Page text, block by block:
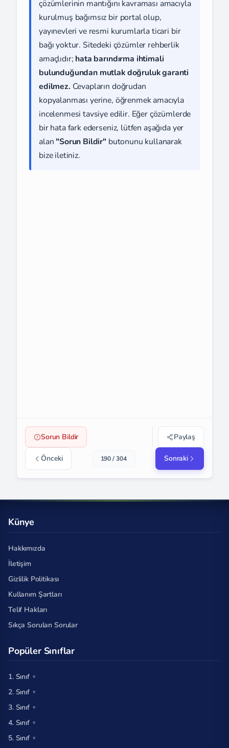
çözümlerinin mantığını kavraması amacıyla
kurulmuş bağımsız bir portal olup,
yayınevleri ve resmi kurumlarla ticari bir
bağı yoktur. Sitedeki çözümler rehberlik
amaçlıdır; hata barındırma ihtimali
bulunduğundan mutlak doğruluk garanti
edilmez. Cevapların doğrudan
kopyalanması yerine, öğrenmek amacıyla
incelenmesi tavsiye edilir. Eğer çözümlerde
bir hata fark ederseniz, lütfen aşağıda yer
alan "Sorun Bildir" butonunu kullanarak
bize iletiniz.
Sorun Bildir Paylaş
Önceki 190 / 304 Sonraki
Künye
Hakkımızda
İletişim
Gizlilik Politikası
Kullanım Şartları
Telif Hakları
Sıkça Sorulan Sorular
Popüler Sınıflar
1. Sınıf
2. Sınıf
3. Sınıf
4. Sınıf
5. Sınıf